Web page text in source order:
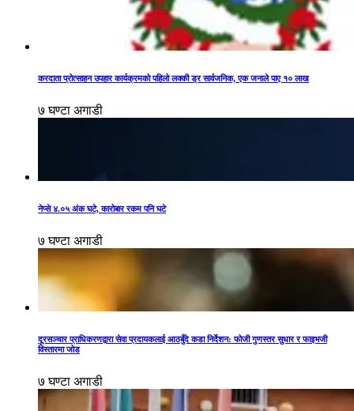
करदाता प्रोत्साहन उपहार कार्यक्रमको पहिलो लक्की ड्र सार्वजनिक, एक जनाले पाए १० लाख
७ घण्टा अगाडी
नेप्से ४.०५ अंक घटे, कारोबार रकम पनि घटे
७ घण्टा अगाडी
दूरसञ्चार प्राधिकरणद्वारा सेवा प्रदायकलाई आठबुँदे कडा निर्देशन: फोजी गुणस्तर सुधार र फाइभजी
विस्तारमा जोड
७ घण्टा अगाडी